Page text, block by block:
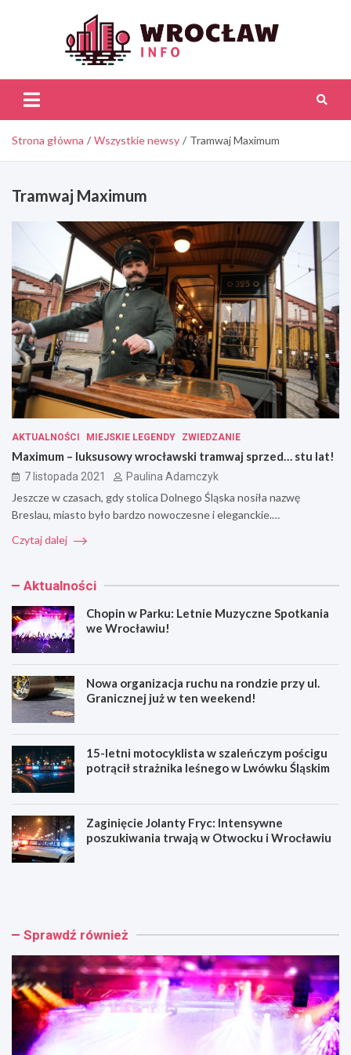
Strona główna Wszystkie newsy Tramwaj Maximum
Tramwaj Maximum
AKTUALNOŚCI MIEJSKIE LEGENDY ZWIEDZANIE
Maximum – luksusowy wrocławski tramwaj sprzed… stu lat!
7 listopada 2021 Paulina Adamczyk
Jeszcze w czasach, gdy stolica Dolnego Śląska nosiła nazwę
Breslau, miasto było bardzo nowoczesne i eleganckie.…
Czytaj dalej
Aktualności
Chopin w Parku: Letnie Muzyczne Spotkania
we Wrocławiu!
Nowa organizacja ruchu na rondzie przy ul.
Granicznej już w ten weekend!
15-letni motocyklista w szaleńczym pościgu
potrącił strażnika leśnego w Lwówku Śląskim
Zaginięcie Jolanty Fryc: Intensywne
poszukiwania trwają w Otwocku i Wrocławiu
C
n
a
r
:
N
r
n
i
c
Sprawdź również